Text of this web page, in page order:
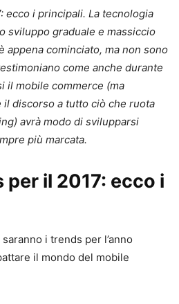
ecco i principali. La tecnologia
sviluppo graduale e massiccio
appena cominciato, ma non sono
come anche durante
il mobile commerce (ma
discorso a tutto ciò che ruota
avrà modo di svilupparsi
più marcata.
il 2017: ecco i
i trends per l’anno
il mondo del mobile